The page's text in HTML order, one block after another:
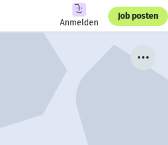
Anmelden
Job posten